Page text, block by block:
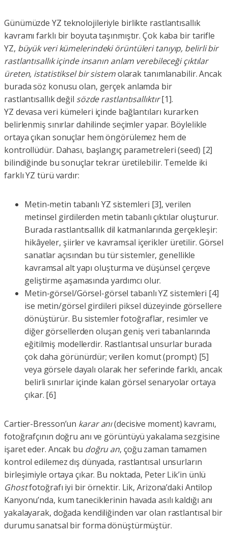
Günümüzde YZ teknolojileriyle birlikte rastlantısallık
kavramı farklı bir boyuta taşınmıştır. Çok kaba bir tarifle
YZ, büyük veri kümelerindeki örüntüleri tanıyıp, belirli bir
rastlantısallık içinde insanın anlam verebileceği çıktılar
üreten, istatistiksel bir sistemolarak tanımlanabilir. Ancak
burada söz konusu olan, gerçek anlamda bir
rastlantısallık değil sözde rastlantısallıktır[1].
YZ devasa veri kümeleri içinde bağlantıları kurarken
belirlenmiş sınırlar dahilinde seçimler yapar. Böylelikle
ortaya çıkan sonuçlar hem öngörülemez hem de
kontrollüdür. Dahası, başlangıç parametreleri (seed) [2]
bilindiğinde bu sonuçlar tekrar üretilebilir. Temelde iki
farklı YZ türü vardır:
Metin-metin tabanlı YZ sistemleri [3], verilen
metinsel girdilerden metin tabanlı çıktılar oluşturur.
Burada rastlantısallık dil katmanlarında gerçekleşir:
hikâyeler, şiirler ve kavramsal içerikler üretilir. Görsel
sanatlar açısından bu tür sistemler, genellikle
kavramsal alt yapı oluşturma ve düşünsel çerçeve
geliştirme aşamasında yardımcı olur.
Metin-görsel/Görsel-görsel tabanlı YZ sistemleri [4]
ise metin/görsel girdileri piksel düzeyinde görsellere
dönüştürür. Bu sistemler fotoğraflar, resimler ve
diğer görsellerden oluşan geniş veri tabanlarında
eğitilmiş modellerdir. Rastlantısal unsurlar burada
çok daha görünürdür; verilen komut (prompt) [5]
veya görsele dayalı olarak her seferinde farklı, ancak
belirli sınırlar içinde kalan görsel senaryolar ortaya
çıkar. [6]
Cartier-Bresson’un karar anı(decisive moment) kavramı,
fotoğrafçının doğru anı ve görüntüyü yakalama sezgisine
işaret eder. Ancak bu doğru an, çoğu zaman tamamen
kontrol edilemez dış dünyada, rastlantısal unsurların
birleşimiyle ortaya çıkar. Bu noktada, Peter Lik’in ünlü
Ghostfotoğrafı iyi bir örnektir. Lik, Arizona’daki Antilop
Kanyonu’nda, kum taneciklerinin havada asılı kaldığı anı
yakalayarak, doğada kendiliğinden var olan rastlantısal bir
durumu sanatsal bir forma dönüştürmüştür.